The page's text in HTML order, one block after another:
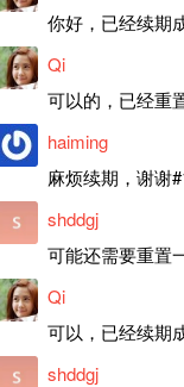
你好，已经续期
Qi
haiming
麻烦续期，谢谢
shddgj
可能还需要重置
Qi
可以，已经续期
shddgj